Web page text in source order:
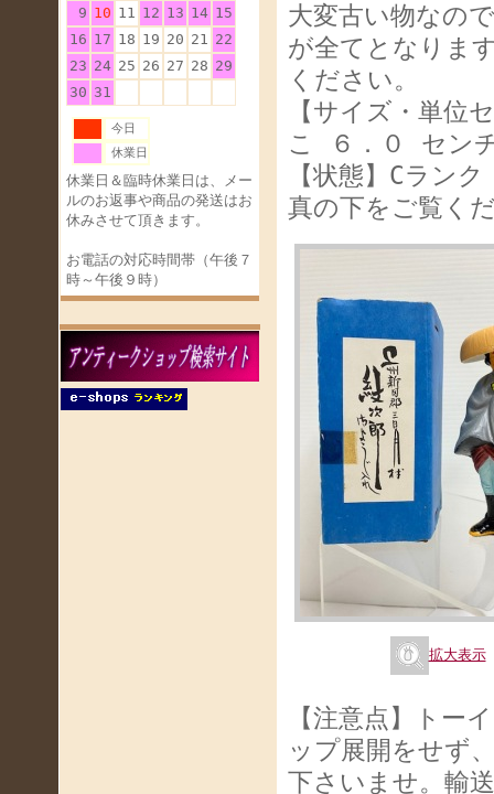
9 10 11 12 13 14 15
16 17 18 19 20 21 22
23 24 25 26 27 28 29
30 31
今日
休業日
休業日＆臨時休業日は、メー
ルのお返事や商品の発送はお
休みさせて頂きます。
お電話の対応時間帯（午後７
時～午後９時）
大変古い物なの
が全てとなりま
ください。
【サイズ・単
こ ６．０ セン
【状態】Cラン
真の下をご覧く
拡大表示
【注意点】トー
ップ展開をせず
下さいませ。輸